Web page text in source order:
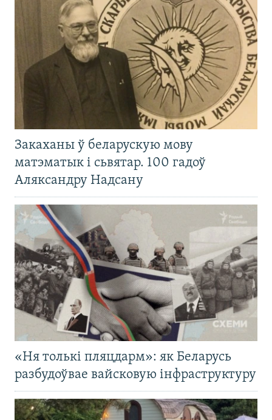
Закаханы ў беларускую мову
матэматык і сьвятар. 100 гадоў
Аляксандру Надсану
«Ня толькі пляцдарм»: як Беларусь
разбудоўвае вайсковую інфраструктуру